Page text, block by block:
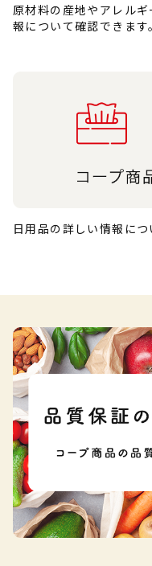
原材料の産地やアレル
報について確認できます。
日用品の詳しい情報につ